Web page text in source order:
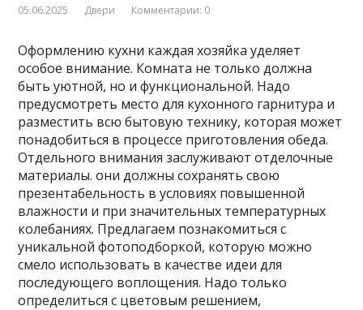
05.06.2025 Двери Комментарии: 0
Оформлению кухни каждая хозяйка уделяет
особое внимание. Комната не только должна
быть уютной, но и функциональной. Надо
предусмотреть место для кухонного гарнитура и
разместить всю бытовую технику, которая может
понадобиться в процессе приготовления обеда.
Отдельного внимания заслуживают отделочные
материалы. они должны сохранять свою
презентабельность в условиях повышенной
влажности и при значительных температурных
колебаниях. Предлагаем познакомиться с
уникальной фотоподборкой, которую можно
смело использовать в качестве идеи для
последующего воплощения. Надо только
определиться с цветовым решением,